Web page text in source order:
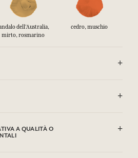
dell'Australia,
mirto, rosmarino
cedro, muschio
Farnesol, Geraniol, Citral. Questa
si prega di conservare
A QUALITÀ O